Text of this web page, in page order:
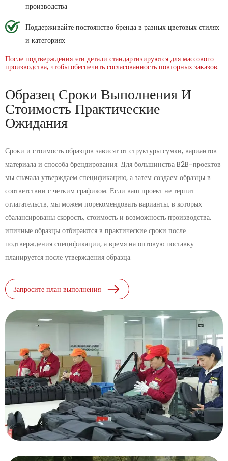
производства
Поддерживайте постоянство бренда в разных цветовых стилях
и категориях
После подтверждения эти детали стандартизируются для массового
производства, чтобы обеспечить согласованность повторных заказов.
Образец Сроки Выполнения И
Стоимость Практические
Ожидания
Сроки и стоимость образцов зависят от структуры сумки, вариантов
материала и способа брендирования. Для большинства B2B-проектов
мы сначала утверждаем спецификацию, а затем создаем образцы в
соответствии с четким графиком. Если ваш проект не терпит
отлагательств, мы можем порекомендовать варианты, в которых
сбалансированы скорость, стоимость и возможность производства.
ипичные образцы отбираются в практические сроки после
подтверждения спецификации, а время на оптовую поставку
планируется после утверждения образца.
Запросите план выполнения